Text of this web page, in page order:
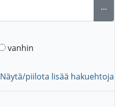
...
vanhin
Näytä/piilota lisää hakuehtoja